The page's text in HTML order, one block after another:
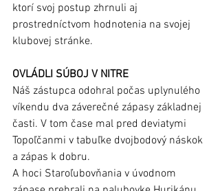
ktorí svoj postup zhrnuli aj
prostredníctvom hodnotenia na svojej
klubovej stránke.
OVLÁDLI SÚBOJ V NITRE
Náš zástupca odohral počas uplynulého
víkendu dva záverečné zápasy základnej
časti. V tom čase mal pred deviatymi
Topoľčanmi v tabuľke dvojbodový náskok
a zápas k dobru.
A hoci Staroľubovňania v úvodnom